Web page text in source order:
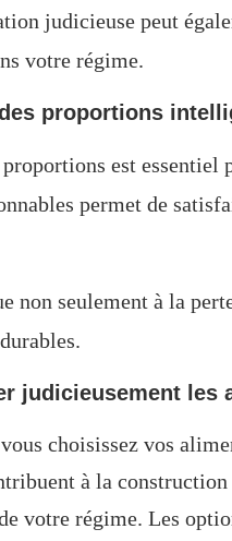
judicieuse peut
votre régime.
proportions
est essentiel
permet de
non seulement à la
judicieusement les
choisissez vos
à la
votre régime. Les